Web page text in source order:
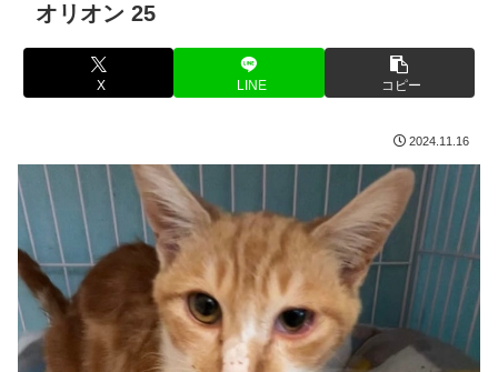
オリオン 25
X LINE コピー
2024.11.16